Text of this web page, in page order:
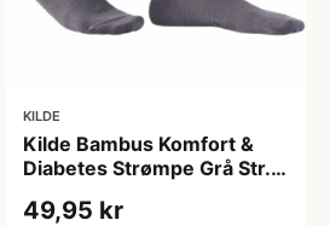
KILDE
Kilde Bambus Komfort &
Diabetes Strømpe Grå Str. L
49,95 kr